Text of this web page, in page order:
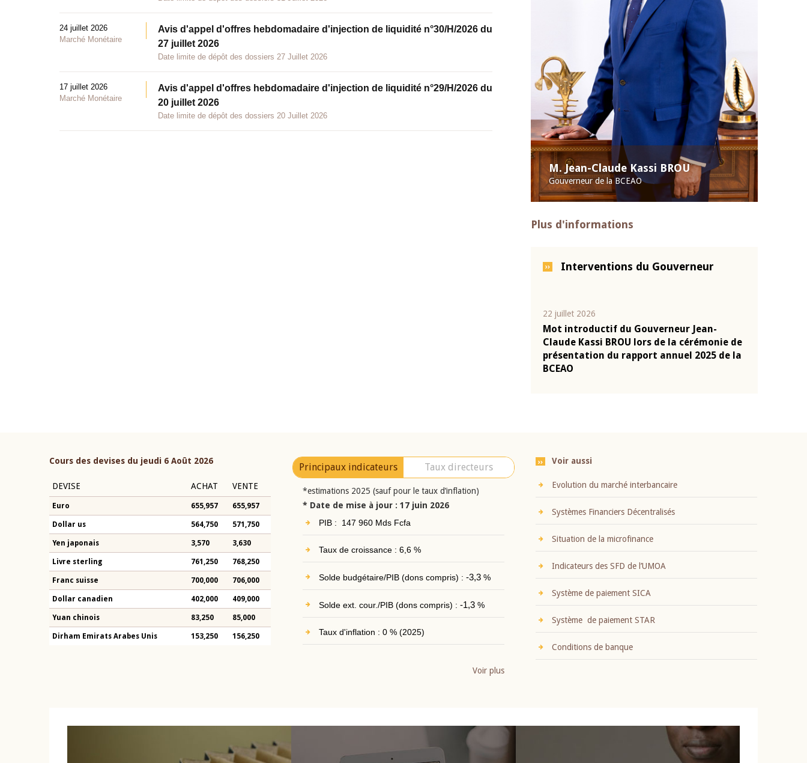
M. Jean-Claude Kassi BROU
Gouverneur de la BCEAO
Plus d'informations
Interventions du Gouverneur
22 juillet 2026
Mot introductif du Gouverneur Jean-
Claude Kassi BROU lors de la cérémonie de
présentation du rapport annuel 2025 de la
BCEAO
24 juillet 2026
Marché Monétaire
Avis d'appel d'offres hebdomadaire d'injection de liquidité n°30/H/2026 du
27 juillet 2026
Date limite de dépôt des dossiers 27 Juillet 2026
17 juillet 2026
Marché Monétaire
Avis d'appel d'offres hebdomadaire d'injection de liquidité n°29/H/2026 du
20 juillet 2026
Date limite de dépôt des dossiers 20 Juillet 2026
Cours des devises du jeudi 6 Août 2026
DEVISE ACHAT VENTE
Euro 655,957 655,957
Dollar us 564,750 571,750
Yen japonais 3,570 3,630
Livre sterling 761,250 768,250
Franc suisse 700,000 706,000
Dollar canadien 402,000 409,000
Yuan chinois 83,250 85,000
Dirham Emirats Arabes Unis 153,250 156,250
Principaux indicateurs Taux directeurs
*estimations 2025 (sauf pour le taux d’inflation)
* Date de mise à jour : 17 juin 2026
PIB : 147 960 Mds Fcfa
Taux de croissance : 6,6 %
Solde budgétaire/PIB (dons compris) : -3,3%
Solde ext. cour./PIB (dons compris) : -1,3%
Taux d'inflation : 0 % (2025)
Voir plus
Voir aussi
Evolution du marché interbancaire
Systèmes Financiers Décentralisés
Situation de la microfinance
Indicateurs des SFD de l’UMOA
Système de paiement SICA
Système de paiement STAR
Conditions de banque